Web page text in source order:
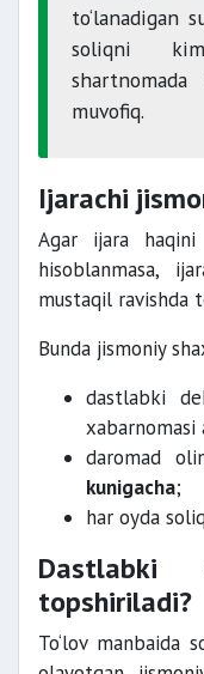
to‘lanadigan
soliqni
muvofiq.
Ijarachi
Agar ijara
hisoblanmasa,
mustaqil ravishda
Bunda jismoniy
dastlabki
xabarnomasi
daromad
kunigacha;
har oyda
Dastlabki
topshiriladi?
To‘lov manbaida